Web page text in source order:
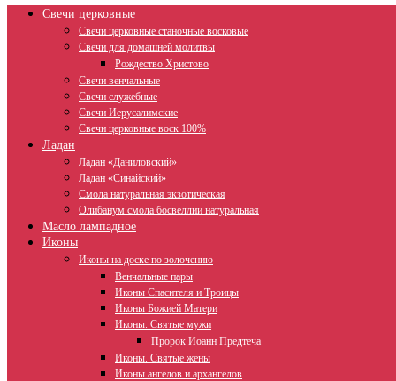
Свечи церковные
Свечи церковные станочные восковые
Свечи для домашней молитвы
Рождество Христово
Свечи венчальные
Свечи служебные
Свечи Иерусалимские
Свечи церковные воск 100%
Ладан
Ладан «Даниловский»
Ладан «Синайский»
Смола натуральная экзотическая
Олибанум смола босвеллии натуральная
Масло лампадное
Иконы
Иконы на доске по золочению
Венчальные пары
Иконы Спасителя и Троицы
Иконы Божией Матери
Иконы. Святые мужи
Пророк Иоанн Предтеча
Иконы. Святые жены
Иконы ангелов и архангелов